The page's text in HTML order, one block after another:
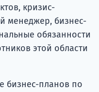
кризис-
менеджер, бизнес-
обязанности
этой области
бизнес-планов по